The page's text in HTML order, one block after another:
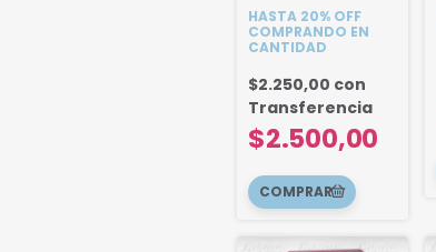
HASTA 20% OFF
COMPRANDO EN
CANTIDAD
$2.500,00
$2.250,00 con
Transferencia